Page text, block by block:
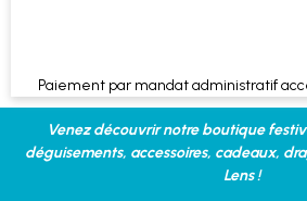
Paiement par mandat administratif
Venez découvrir notre boutique
déguisements, accessoires, cadeaux,
Lens !